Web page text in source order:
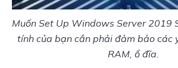
Muốn Set Up Windows Server 2019
tính của bạn cần phải đảm bảo các
RAM, ổ đĩa.